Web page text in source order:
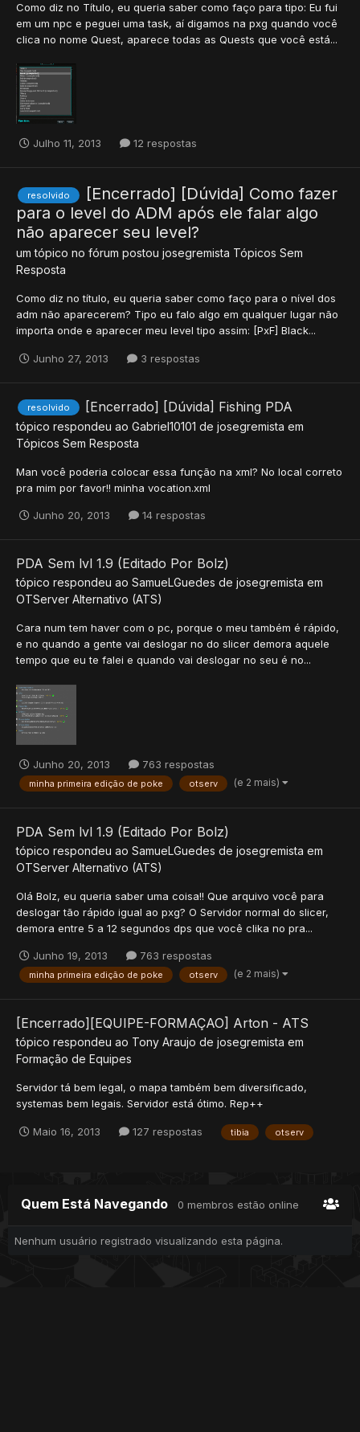
Como diz no Título, eu queria saber como faço para tipo: Eu fui
em um npc e peguei uma task, aí digamos na pxg quando você
clica no nome Quest, aparece todas as Quests que você está...
Julho 11, 2013 12 respostas
resolvido
[Encerrado] [Dúvida] Como fazer
para o level do ADM após ele falar algo
não aparecer seu level?
um tópico no fórum postou josegremista Tópicos Sem
Resposta
Como diz no título, eu queria saber como faço para o nível dos
adm não aparecerem? Tipo eu falo algo em qualquer lugar não
importa onde e aparecer meu level tipo assim: [PxF] Black...
Junho 27, 2013 3 respostas
resolvido [Encerrado] [Dúvida] Fishing PDA
tópico respondeu ao Gabriel10101 de josegremista em
Tópicos Sem Resposta
Man você poderia colocar essa função na xml? No local correto
pra mim por favor!! minha vocation.xml
Junho 20, 2013 14 respostas
PDA Sem lvl 1.9 (Editado Por Bolz)
tópico respondeu ao SamueLGuedes de josegremista em
OTServer Alternativo (ATS)
Cara num tem haver com o pc, porque o meu também é rápido,
e no quando a gente vai deslogar no do slicer demora aquele
tempo que eu te falei e quando vai deslogar no seu é no...
Junho 20, 2013 763 respostas
minha primeira edição de poke otserv (e 2 mais)
PDA Sem lvl 1.9 (Editado Por Bolz)
tópico respondeu ao SamueLGuedes de josegremista em
OTServer Alternativo (ATS)
Olá Bolz, eu queria saber uma coisa!! Que arquivo você para
deslogar tão rápido igual ao pxg? O Servidor normal do slicer,
demora entre 5 a 12 segundos dps que você clika no pra...
Junho 19, 2013 763 respostas
minha primeira edição de poke otserv (e 2 mais)
[Encerrado][EQUIPE-FORMAÇAO] Arton - ATS
tópico respondeu ao Tony Araujo de josegremista em
Formação de Equipes
Servidor tá bem legal, o mapa também bem diversificado,
systemas bem legais. Servidor está ótimo. Rep++
Maio 16, 2013 127 respostas tibia otserv
Quem Está Navegando 0 membros estão online
Nenhum usuário registrado visualizando esta página.